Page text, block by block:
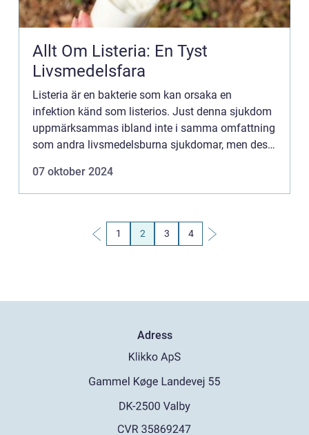
Allt Om Listeria: En Tyst
Livsmedelsfara
Listeria är en bakterie som kan orsaka en
infektion känd som listerios. Just denna sjukdom
uppmärksammas ibland inte i samma omfattning
som andra livsmedelsburna sjukdomar, men dess
07 oktober 2024
1 2 3 4
Adress